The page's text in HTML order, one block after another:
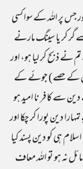
جس پر اللہ کے سوا کسی
گر کر یا سینگ مارنے
نے ذبح کر لیا ہو، اور
کے حصے) جوئے کے
سے کافر نا امید ہو
دین پورا کر چکا اور
ہی کو دین پسند کیا
نہ ہو تو اللہ معاف